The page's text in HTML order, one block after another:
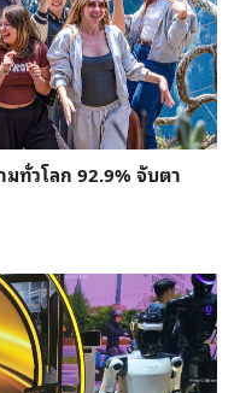
ทั่วโลก 92.9% จับตา